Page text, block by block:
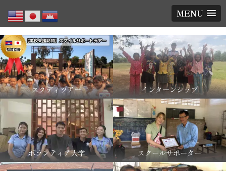
MENU
スタディツアー インターンシップ
ボランティア大学 スクールサポーター